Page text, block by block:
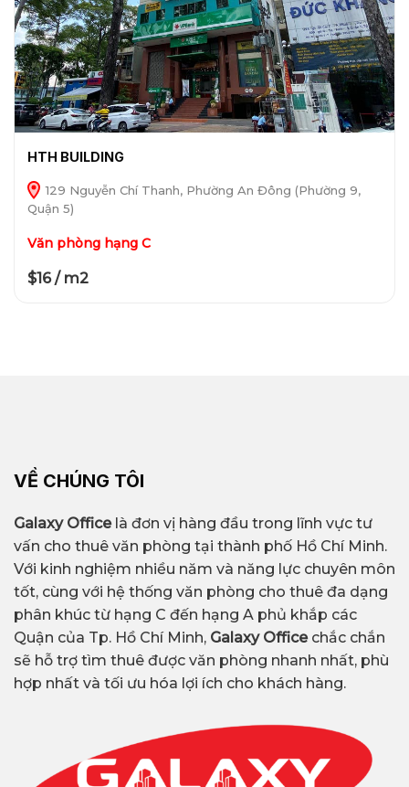
HTH BUILDING
129 Nguyễn Chí Thanh, Phường An Đông (Phường 9,
Quận 5)
Văn phòng hạng C
$16 / m2
VỀ CHÚNG TÔI
Galaxy Officelà đơn vị hàng đầu trong lĩnh vực tư
vấn cho thuê văn phòng tại thành phố Hồ Chí Minh.
Với kinh nghiệm nhiều năm và năng lực chuyên môn
tốt, cùng với hệ thống văn phòng cho thuê đa dạng
phân khúc từ hạng C đến hạng A phủ khắp các
Quận của Tp. Hồ Chí Minh, Galaxy Office chắc chắn
sẽ hỗ trợ tìm thuê được văn phòng nhanh nhất, phù
hợp nhất và tối ưu hóa lợi ích cho khách hàng.